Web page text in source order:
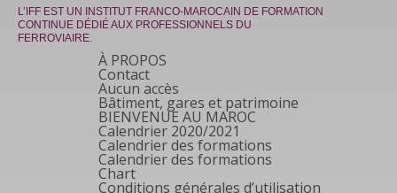
L’IFF EST UN INSTITUT FRANCO-MAROCAIN DE FORMATION
CONTINUE DÉDIÉ AUX PROFESSIONNELS DU
FERROVIAIRE.
À PROPOS
Contact
Aucun accès
Bâtiment, gares et patrimoine
BIENVENUE AU MAROC
Calendrier 2020/2021
Calendrier des formations
Calendrier des formations
Chart
Conditions générales d’utilisation